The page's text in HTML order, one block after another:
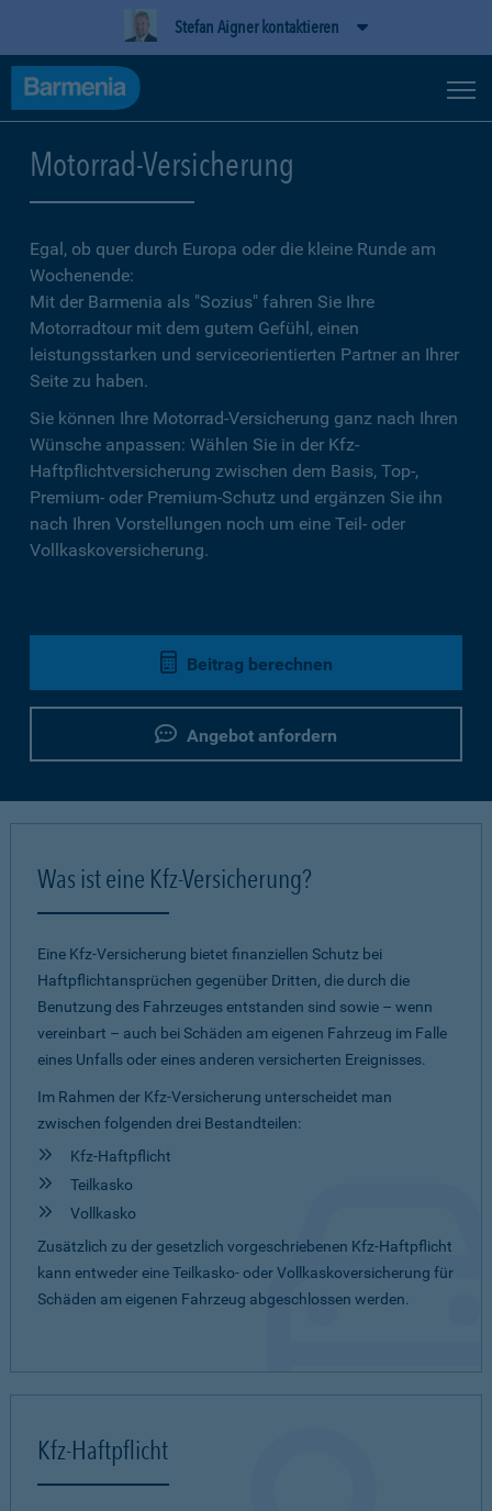
Stefan Aigner kontaktieren
Motorrad-Versicherung
Egal, ob quer durch Europa oder die kleine Runde am
Wochenende:
Mit der Barmenia als "Sozius" fahren Sie Ihre
Motorradtour mit dem gutem Gefühl, einen
leistungsstarken und serviceorientierten Partner an Ihrer
Seite zu haben.
Sie können Ihre Motorrad-Versicherung ganz nach Ihren
Wünsche anpassen: Wählen Sie in der Kfz-
Haftpflichtversicherung zwischen dem Basis, Top-,
Premium- oder Premium-Schutz und ergänzen Sie ihn
nach Ihren Vorstellungen noch um eine Teil- oder
Vollkaskoversicherung.
Beitrag berechnen
Angebot anfordern
Was ist eine Kfz-Versicherung?
Eine Kfz-Versicherung bietet finanziellen Schutz bei
Haftpflichtansprüchen gegenüber Dritten, die durch die
Benutzung des Fahrzeuges entstanden sind sowie – wenn
vereinbart – auch bei Schäden am eigenen Fahrzeug im Falle
eines Unfalls oder eines anderen versicherten Ereignisses.
Im Rahmen der Kfz-Versicherung unterscheidet man
zwischen folgenden drei Bestandteilen:
Kfz-Haftpflicht
Teilkasko
Vollkasko
Zusätzlich zu der gesetzlich vorgeschriebenen Kfz-Haftpflicht
kann entweder eine Teilkasko- oder Vollkaskoversicherung für
Schäden am eigenen Fahrzeug abgeschlossen werden.
Kfz-Haftpflicht